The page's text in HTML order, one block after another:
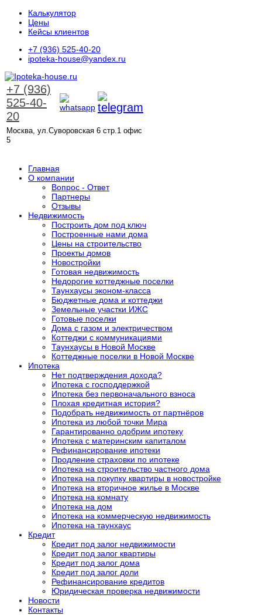
Калькулятор
Цены
Кейсы клиентов
+7 (936) 525-40-20
ipoteka-house@yandex.ru
+7 (936)
525-40-
20
Москва, ул.Суворовская 6 стр.1 офис
5
Главная
О компании
Вопрос - Ответ
Партнеры
Отзывы
Недвижимость
Построить дом под ключ
Построенные нами дома
Цены на строительство
Проекты домов
Новостройки
Готовая недвижимость
Недорогие коттеджные поселки
Таунхаусы эконом-класса
Бюджетные дома и коттеджи
Земельные участки ИЖС
Готовые поселки
Дома с газом и электричеством
Коттеджи с коммуникациями
Таунхаусы в Новой Москве
Коттеджные поселки в Новой Москве
Ипотека
Нет подтверждения дохода?
Ипотека с господдержкой
Ипотека без первоначального взноса
Плохая кредитная история?
Подобрать недвижимость от партнёров
Ипотека из любой точки Мира
Гарантированно одобрим ипотеку
Ипотека с материнским капиталом
Рефинансирование ипотеки
Продление страховки по ипотеке
Ипотека на строительство частного дома
Ипотека на покупку квартиры в новостройке
Ипотека на вторичное жилье в Москве
Ипотека на комнату
Ипотека на дом
Ипотека на коммерческую недвижимость
Ипотека на таунхаус
Кредит
Кредит под залог недвижимости
Кредит под залог квартиры
Кредит под залог дома
Кредит под залог доли
Рефинансирование кредитов
Юридическая проверка недвижимости
Новости
Контакты